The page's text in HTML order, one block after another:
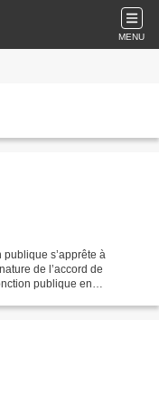
MENU
s’apprête à
de l’accord de
publique en